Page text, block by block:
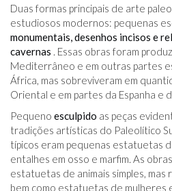
Duas formas principais de arte
estudiosos modernos: pequenas
monumentais, desenhos incisos e
cavernas . Essas obras foram
Mediterrâneo e em outras partes
África, mas sobreviveram em
Oriental e em partes da Espanha e
Pequeno esculpido as peças
tradições artísticas do Paleolítico
típicos eram pequenas estatuetas
entalhes em osso e marfim. As
estatuetas de animais simples, mas
bem como estatuetas de mulheres